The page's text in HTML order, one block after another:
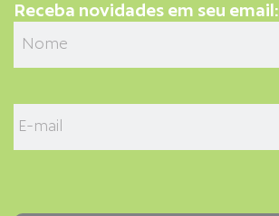
Receba novidades em seu email: